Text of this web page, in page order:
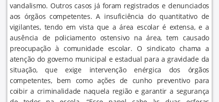
vandalismo. Outros casos já foram registrados e denunciados
aos órgãos competentes. A insuficiência do quantitativo de
vigilantes, tendo em vista que a área escolar é extensa, e a
ausência de policiamento ostensivo na área, tem causado
preocupação à comunidade escolar. O sindicato chama a
atenção do governo municipal e estadual para a gravidade da
situação, que exige intervenção enérgica dos órgãos
competentes, bem como ações de cunho preventivo para
coibir a criminalidade naquela região e garantir a segurança